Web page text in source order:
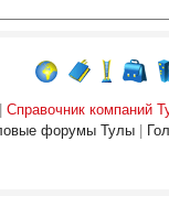
Справочник компаний
форумы Тулы